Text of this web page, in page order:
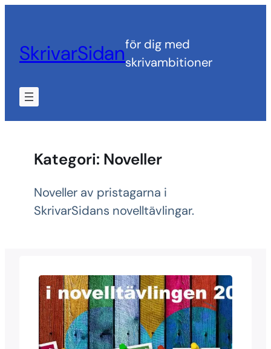
innehåll
SkrivarSidanför dig med
skrivambitioner
Kategori: Noveller
Noveller av pristagarna i
SkrivarSidans novelltävlingar.